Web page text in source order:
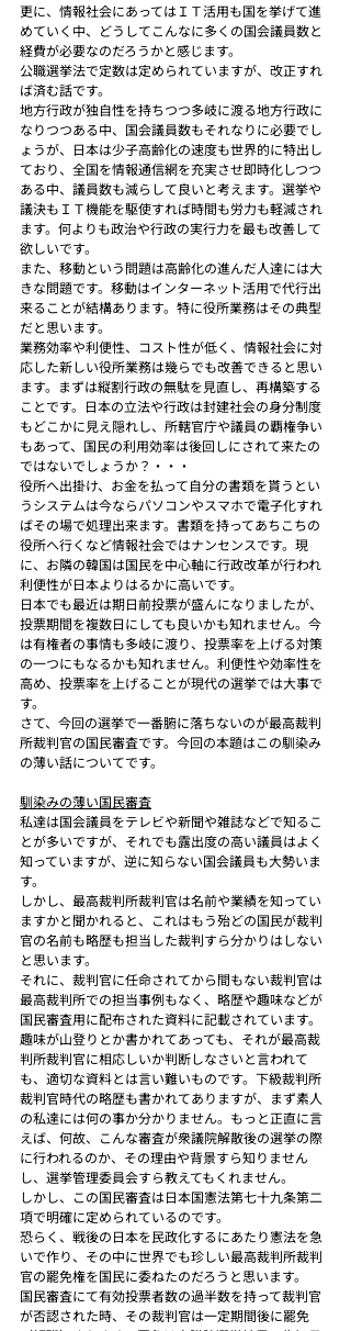
更に、情報社会にあってはＩＴ活用も国を挙げて進
めていく中、どうしてこんなに多くの国会議員数と
経費が必要なのだろうかと感じます。
公職選挙法で定数は定められていますが、改正すれ
ば済む話です。
地方行政が独自性を持ちつつ多岐に渡る地方行政に
なりつつある中、国会議員数もそれなりに必要でし
ょうが、日本は少子高齢化の速度も世界的に特出し
ており、全国を情報通信網を充実させ即時化しつつ
ある中、議員数も減らして良いと考えます。選挙や
議決もＩＴ機能を駆使すれば時間も労力も軽減され
ます。何よりも政治や行政の実行力を最も改善して
欲しいです。
また、移動という問題は高齢化の進んだ人達には大
きな問題です。移動はインターネット活用で代行出
来ることが結構あります。特に役所業務はその典型
だと思います。
業務効率や利便性、コスト性が低く、情報社会に対
応した新しい役所業務は幾らでも改善できると思い
ます。まずは縦割行政の無駄を見直し、再構築する
ことです。日本の立法や行政は封建社会の身分制度
もどこかに見え隠れし、所轄官庁や議員の覇権争い
もあって、国民の利用効率は後回しにされて来たの
ではないでしょうか？・・・
役所へ出掛け、お金を払って自分の書類を貰うとい
うシステムは今ならパソコンやスマホで電子化すれ
ばその場で処理出来ます。書類を持ってあちこちの
役所へ行くなど情報社会ではナンセンスです。現
に、お隣の韓国は国民を中心軸に行政改革が行われ
利便性が日本よりはるかに高いです。
日本でも最近は期日前投票が盛んになりましたが、
投票期間を複数日にしても良いかも知れません。今
は有権者の事情も多岐に渡り、投票率を上げる対策
の一つにもなるかも知れません。利便性や効率性を
高め、投票率を上げることが現代の選挙では大事で
す。
さて、今回の選挙で一番腑に落ちないのが最高裁判
所裁判官の国民審査です。今回の本題はこの馴染み
の薄い話についてです。
馴染みの薄い国民審査
私達は国会議員をテレビや新聞や雑誌などで知るこ
とが多いですが、それでも露出度の高い議員はよく
知っていますが、逆に知らない国会議員も大勢いま
す。
しかし、最高裁判所裁判官は名前や業績を知ってい
ますかと聞かれると、これはもう殆どの国民が裁判
官の名前も略歴も担当した裁判すら分かりはしない
と思います。
それに、裁判官に任命されてから間もない裁判官は
最高裁判所での担当事例もなく、略歴や趣味などが
国民審査用に配布された資料に記載されています。
趣味が山登りとか書かれてあっても、それが最高裁
判所裁判官に相応しいか判断しなさいと言われて
も、適切な資料とは言い難いものです。下級裁判所
裁判官時代の略歴も書かれてありますが、まず素人
の私達には何の事か分かりません。もっと正直に言
えば、何故、こんな審査が衆議院解散後の選挙の際
に行われるのか、その理由や背景すら知りません
し、選挙管理委員会すら教えてもくれません。
しかし、この国民審査は日本国憲法第七十九条第二
項で明確に定められているのです。
恐らく、戦後の日本を民政化するにあたり憲法を急
いで作り、その中に世界でも珍しい最高裁判所裁判
官の罷免権を国民に委ねたのだろうと思います。
国民審査にて有効投票者数の過半数を持って裁判官
が否認された時、その裁判官は一定期間後に罷免